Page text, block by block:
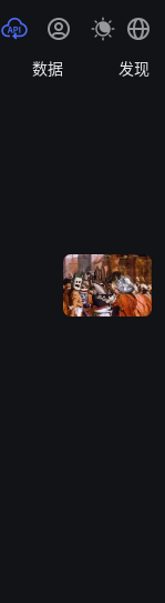
数据 发现
流动性路由